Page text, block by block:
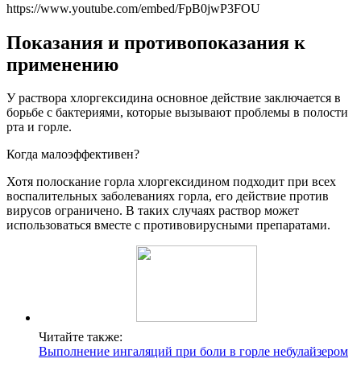
https://www.youtube.com/embed/FpB0jwP3FOU
Показания и противопоказания к
применению
У раствора хлоргексидина основное действие заключается в
борьбе с бактериями, которые вызывают проблемы в полости
рта и горле.
Когда малоэффективен?
Хотя полоскание горла хлоргексидином подходит при всех
воспалительных заболеваниях горла, его действие против
вирусов ограничено. В таких случаях раствор может
использоваться вместе с противовирусными препаратами.
Читайте также:
Выполнение ингаляций при боли в горле небулайзером